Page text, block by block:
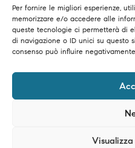
Per fornire le migliori esperienze,
memorizzare e/o accedere alle
queste tecnologie ci permetterà di
di navigazione o ID unici su questo
consenso può influire
©2024 Primofarma S.r.l. tutti i
Powered by Timeer Digital